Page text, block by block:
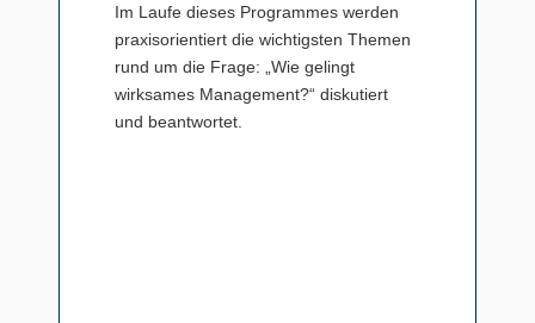
Im Laufe dieses Programmes werden
praxisorientiert die wichtigsten Themen
rund um die Frage: „Wie gelingt
wirksames Management?“ diskutiert
und beantwortet.